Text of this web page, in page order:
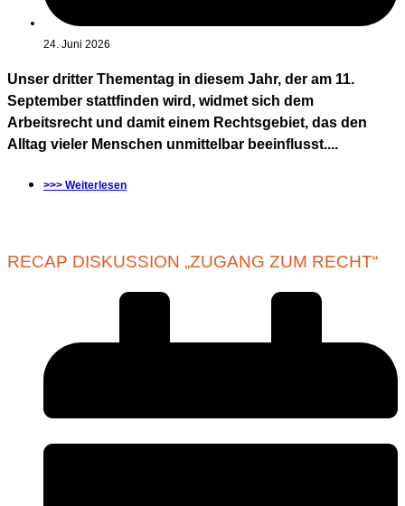
24. Juni 2026
Unser dritter Thementag in diesem Jahr, der am 11.
September stattfinden wird, widmet sich dem
Arbeitsrecht und damit einem Rechtsgebiet, das den
Alltag vieler Menschen unmittelbar beeinflusst....
>>> Weiterlesen
RECAP DISKUSSION „ZUGANG ZUM RECHT“